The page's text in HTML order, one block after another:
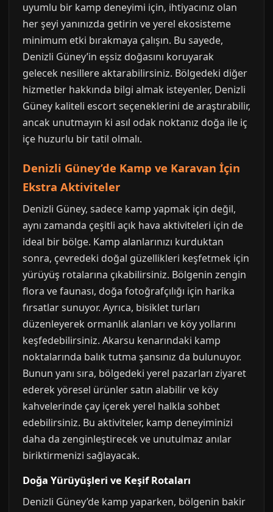
uyumlu bir kamp deneyimi için, ihtiyacınız olan
her şeyi yanınızda getirin ve yerel ekosisteme
minimum etki bırakmaya çalışın. Bu sayede,
Denizli Güney’in eşsiz doğasını koruyarak
gelecek nesillere aktarabilirsiniz. Bölgedeki diğer
hizmetler hakkında bilgi almak isteyenler, Denizli
Güney kaliteli escort seçeneklerini de araştırabilir,
ancak unutmayın ki asıl odak noktanız doğa ile iç
içe huzurlu bir tatil olmalı.
Denizli Güney’de Kamp ve Karavan İçin
Ekstra Aktiviteler
Denizli Güney, sadece kamp yapmak için değil,
aynı zamanda çeşitli açık hava aktiviteleri için de
ideal bir bölge. Kamp alanlarınızı kurduktan
sonra, çevredeki doğal güzellikleri keşfetmek için
yürüyüş rotalarına çıkabilirsiniz. Bölgenin zengin
flora ve faunası, doğa fotoğrafçılığı için harika
fırsatlar sunuyor. Ayrıca, bisiklet turları
düzenleyerek ormanlık alanları ve köy yollarını
keşfedebilirsiniz. Akarsu kenarındaki kamp
noktalarında balık tutma şansınız da bulunuyor.
Bunun yanı sıra, bölgedeki yerel pazarları ziyaret
ederek yöresel ürünler satın alabilir ve köy
kahvelerinde çay içerek yerel halkla sohbet
edebilirsiniz. Bu aktiviteler, kamp deneyiminizi
daha da zenginleştirecek ve unutulmaz anılar
biriktirmenizi sağlayacak.
Doğa Yürüyüşleri ve Keşif Rotaları
Denizli Güney’de kamp yaparken, bölgenin bakir